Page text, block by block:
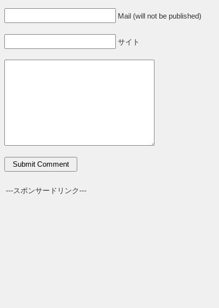
Mail (will not be published)
サイト
---スポンサードリンク---